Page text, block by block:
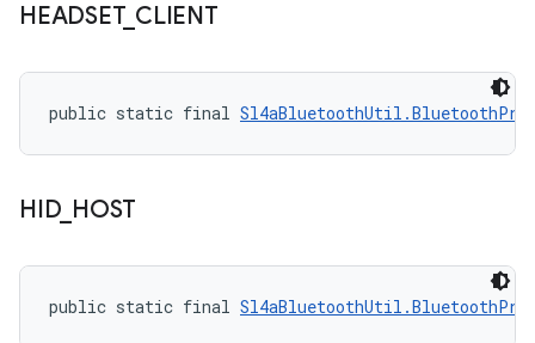
HEADSET_ CLIENT
public static final
HID_ HOST
public static final